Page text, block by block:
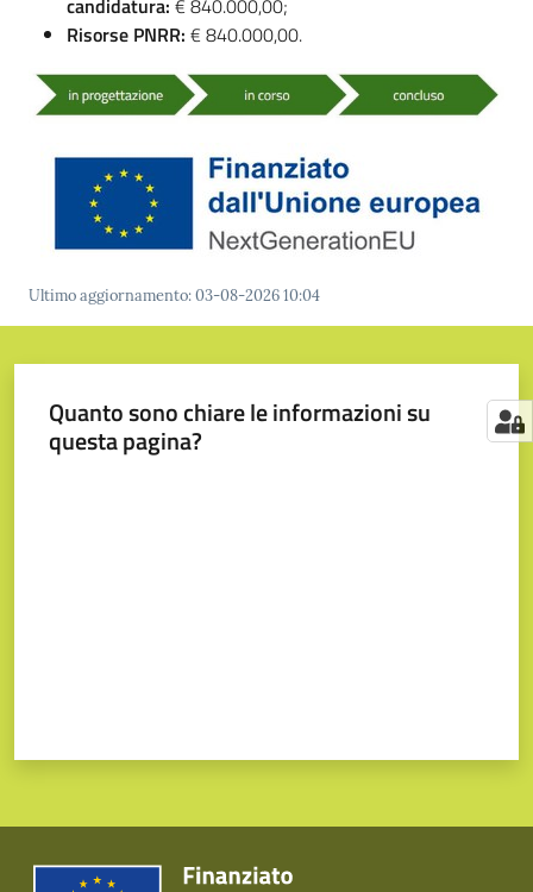
candidatura: € 840.000,00;
Risorse PNRR: € 840.000,00.
Ultimo aggiornamento:03-08-2026 10:04
Quanto sono chiare le informazioni su
questa pagina?